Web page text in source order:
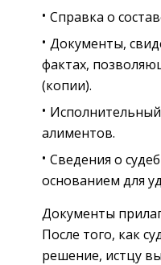
Справка о
Документы,
фактах,
(копии).
алиментов.
Сведения о
основанием для
Документы
После того, как
решение, истцу